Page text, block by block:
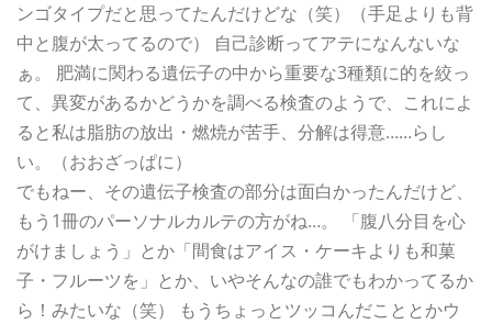
ンゴタイプだと思ってたんだけどな（笑）（手足よりも背
中と腹が太ってるので） 自己診断ってアテになんないな
ぁ。 肥満に関わる遺伝子の中から重要な3種類に的を絞っ
て、異変があるかどうかを調べる検査のようで、これによ
ると私は脂肪の放出・燃焼が苦手、分解は得意……らし
い。（おおざっぱに）
でもねー、その遺伝子検査の部分は面白かったんだけど、
もう1冊のパーソナルカルテの方がね…。 「腹八分目を心
がけましょう」とか「間食はアイス・ケーキよりも和菓
子・フルーツを」とか、いやそんなの誰でもわかってるか
ら！みたいな（笑） もうちょっとツッコんだこととかウ